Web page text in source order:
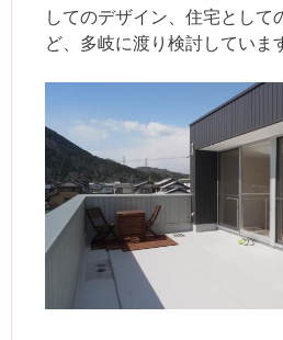
してのデザイン、住宅として
ど、多岐に渡り検討していま